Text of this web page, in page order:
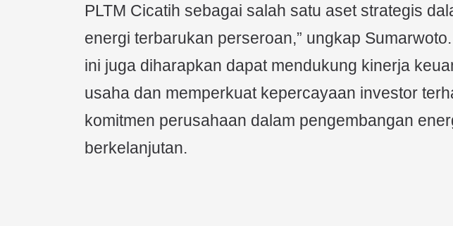
PLTM Cicatih sebagai salah satu aset strategis
energi terbarukan perseroan,” ungkap
ini juga diharapkan dapat mendukung kinerja
usaha dan memperkuat kepercayaan investor
komitmen perusahaan dalam pengembangan
berkelanjutan.